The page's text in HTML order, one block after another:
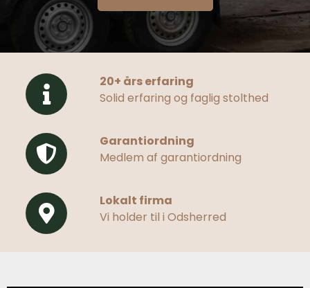
20+ års erfaring
Solid erfaring og faglig stolthed
Garantiordning
Medlem af garantiordning
Lokalt firma
Vi holder til i Odsherred